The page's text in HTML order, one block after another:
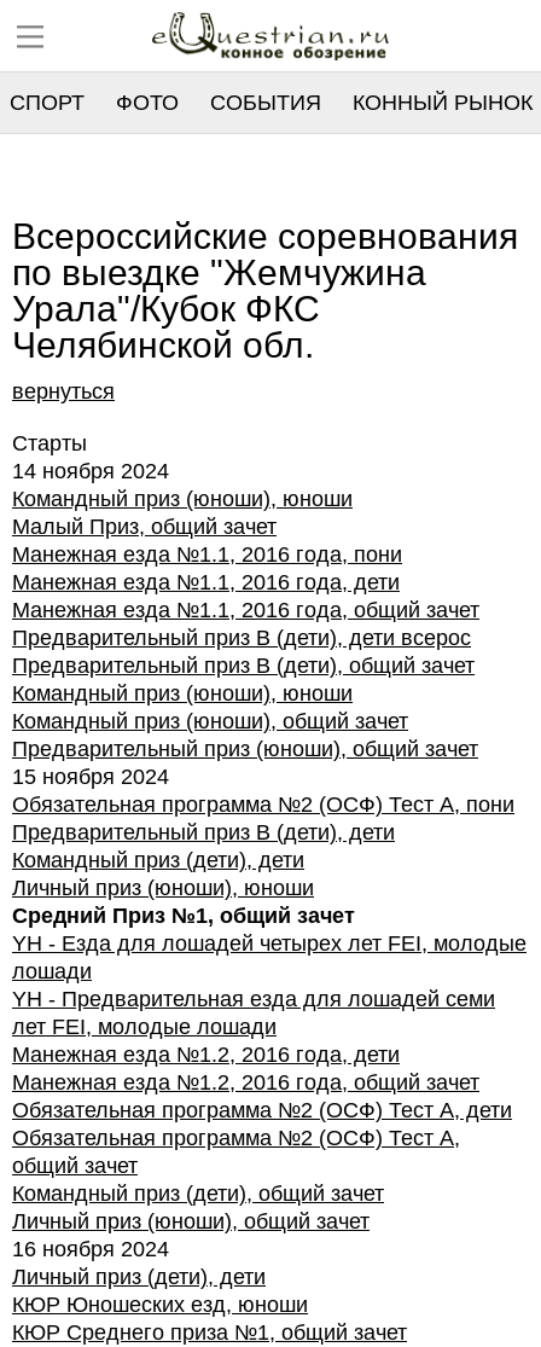
СПОРТ ФОТО СОБЫТИЯ КОННЫЙ РЫНОК
Всероссийские соревнования
по выездке "Жемчужина
Урала"/Кубок ФКС
Челябинской обл.
вернуться
Старты
14 ноября 2024
Командный приз (юноши), юноши
Малый Приз, общий зачет
Манежная езда №1.1, 2016 года, пони
Манежная езда №1.1, 2016 года, дети
Манежная езда №1.1, 2016 года, общий зачет
Предварительный приз В (дети), дети всерос
Предварительный приз В (дети), общий зачет
Командный приз (юноши), юноши
Командный приз (юноши), общий зачет
Предварительный приз (юноши), общий зачет
15 ноября 2024
Обязательная программа №2 (ОСФ) Тест А, пони
Предварительный приз В (дети), дети
Командный приз (дети), дети
Личный приз (юноши), юноши
Средний Приз №1, общий зачет
YH - Езда для лошадей четырех лет FEI, молодые
лошади
YH - Предварительная езда для лошадей семи
лет FEI, молодые лошади
Манежная езда №1.2, 2016 года, дети
Манежная езда №1.2, 2016 года, общий зачет
Обязательная программа №2 (ОСФ) Тест А, дети
Обязательная программа №2 (ОСФ) Тест А,
общий зачет
Командный приз (дети), общий зачет
Личный приз (юноши), общий зачет
16 ноября 2024
Личный приз (дети), дети
КЮР Юношеских езд, юноши
КЮР Среднего приза №1, общий зачет